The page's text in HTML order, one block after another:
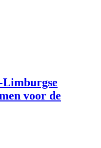
Limburgse
voor de